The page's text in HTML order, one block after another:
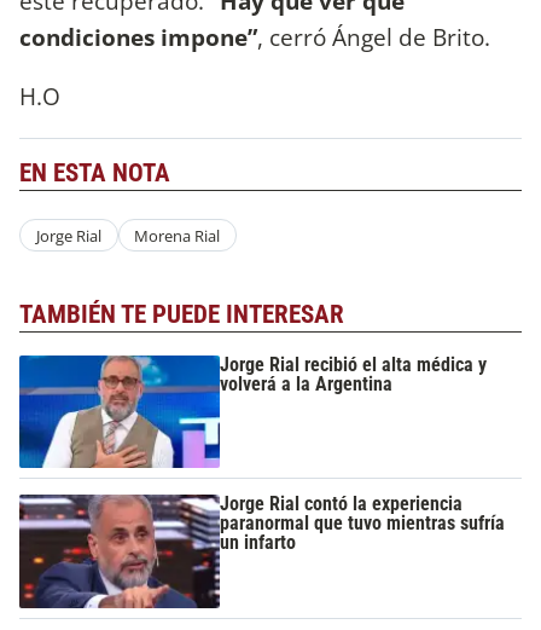
condiciones impone”, cerró Ángel de Brito.
H.O
EN ESTA NOTA
Jorge Rial Morena Rial
TAMBIÉN TE PUEDE INTERESAR
Jorge Rial recibió el alta médica y
volverá a la Argentina
Jorge Rial contó la experiencia
paranormal que tuvo mientras sufría
un infarto